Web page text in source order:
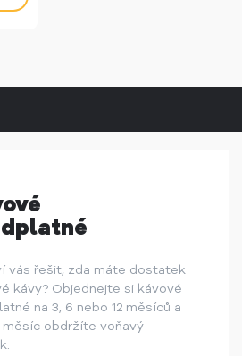
vás řešit, zda máte dostatek
kávy? Objednejte si kávové
na 3, 6 nebo 12 měsíců a
měsíc obdržíte voňavý